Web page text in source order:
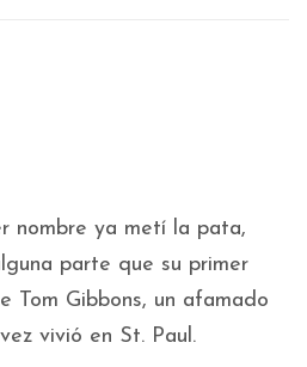
nombre ya metí la pata,
parte que su primer
Tom Gibbons, un afamado
vivió en St. Paul.